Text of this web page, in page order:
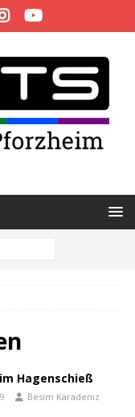
Hagenschieß
Besim Karadeniz